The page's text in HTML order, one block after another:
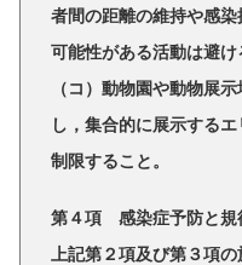
者間の距離の維持や感
可能性がある活動は避け
（コ）動物園や動物展
し，集合的に展示する
制限すること。
第４項 感染症予防と規
上記第２項及び第３項